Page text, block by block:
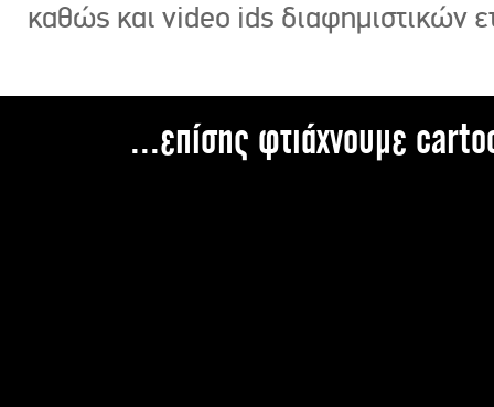
καθώς και video ids διαφημιστικών
...επίσης φτιάχνουμε